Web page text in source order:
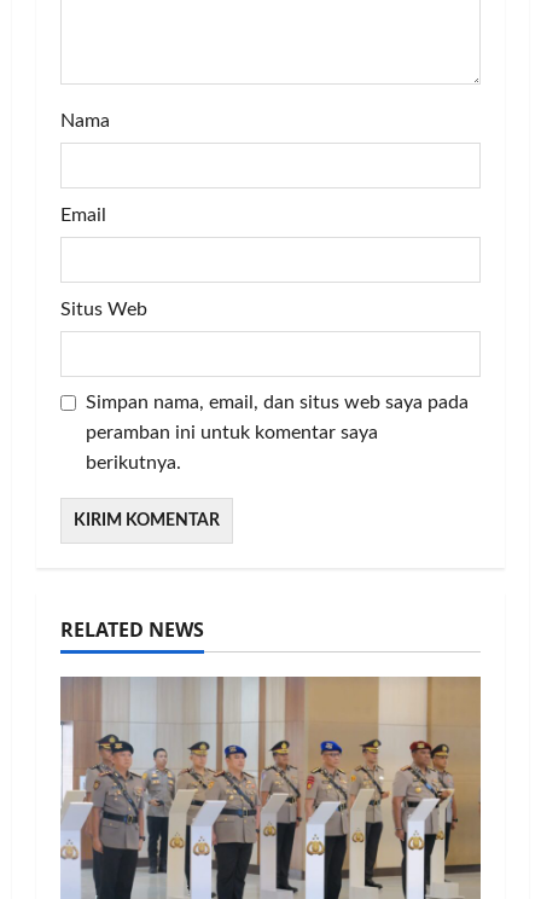
n
Nama
Email
Situs Web
Simpan nama, email, dan situs web saya pada
peramban ini untuk komentar saya
berikutnya.
RELATED NEWS